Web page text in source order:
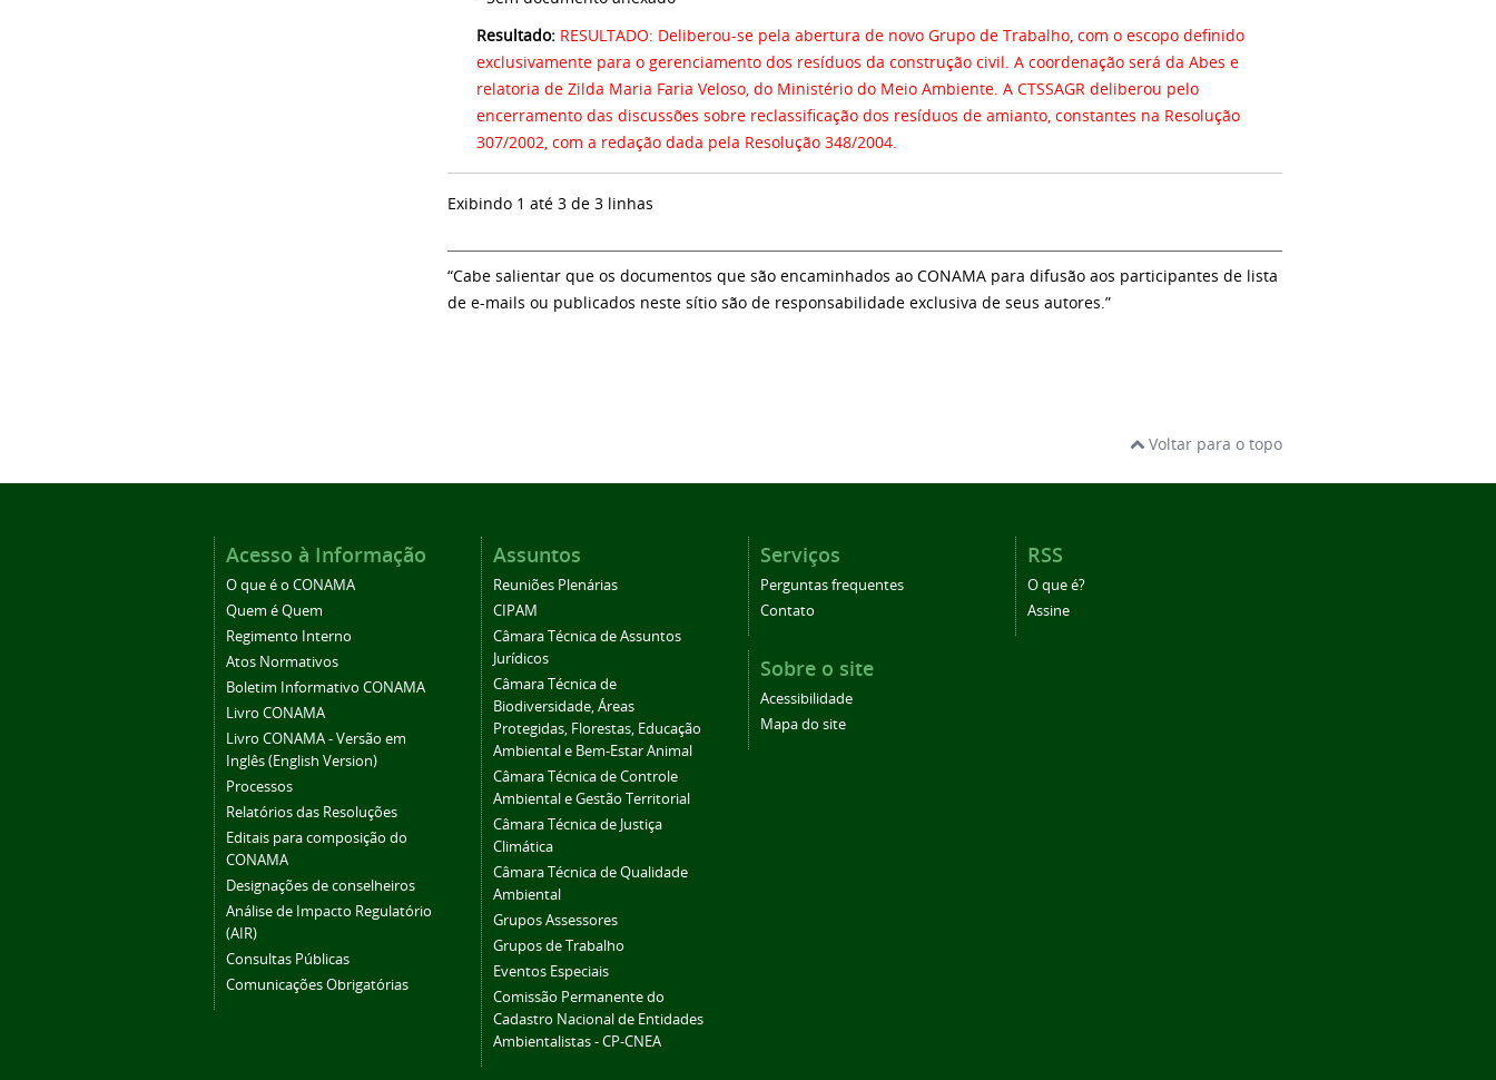
Resultado: RESULTADO: Deliberou-se pela abertura de novo Grupo de Trabalho, com o escopo definido
exclusivamente para o gerenciamento dos resíduos da construção civil. A coordenação será da Abes e
relatoria de Zilda Maria Faria Veloso, do Ministério do Meio Ambiente. A CTSSAGR deliberou pelo
encerramento das discussões sobre reclassificação dos resíduos de amianto, constantes na Resolução
307/2002, com a redação dada pela Resolução 348/2004.
Exibindo 1 até 3 de 3 linhas
“Cabe salientar que os documentos que são encaminhados ao CONAMA para difusão aos participantes de lista
de e-mails ou publicados neste sítio são de responsabilidade exclusiva de seus autores.”
Voltar para o topo
Acesso à Informação
O que é o CONAMA
Quem é Quem
Regimento Interno
Atos Normativos
Boletim Informativo CONAMA
Livro CONAMA
Livro CONAMA - Versão em
Inglês (English Version)
Processos
Relatórios das Resoluções
Editais para composição do
CONAMA
Designações de conselheiros
Análise de Impacto Regulatório
(AIR)
Consultas Públicas
Comunicações Obrigatórias
Assuntos
Reuniões Plenárias
CIPAM
Câmara Técnica de Assuntos
Jurídicos
Câmara Técnica de
Biodiversidade, Áreas
Protegidas, Florestas, Educação
Ambiental e Bem-Estar Animal
Câmara Técnica de Controle
Ambiental e Gestão Territorial
Câmara Técnica de Justiça
Climática
Câmara Técnica de Qualidade
Ambiental
Grupos Assessores
Grupos de Trabalho
Eventos Especiais
Comissão Permanente do
Cadastro Nacional de Entidades
Ambientalistas - CP-CNEA
Serviços
Perguntas frequentes
Contato
RSS
O que é?
Assine
Sobre o site
Acessibilidade
Mapa do site